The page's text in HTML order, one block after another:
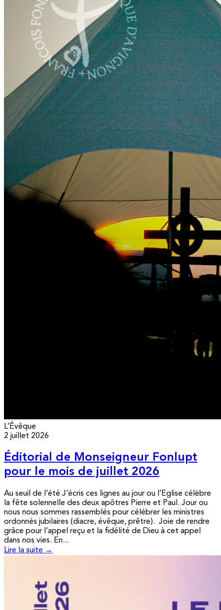
L’Évêque
2 juillet 2026
Éditorial de Monseigneur Fonlupt
pour le mois de juillet 2026
Au seuil de l’été J’écris ces lignes au jour ou l’Eglise célèbre
la fête solennelle des deux apôtres Pierre et Paul. Jour ou
nous nous sommes rassemblés pour célébrer les ministres
ordonnés jubilaires (diacre, évêque, prêtre). Joie de rendre
grâce pour l’appel reçu et la fidélité de Dieu à cet appel
dans nos vies. En...
Lire la suite →